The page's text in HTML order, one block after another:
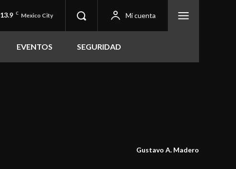
13.9 C Mexico City Mi cuenta
EVENTOS SEGURIDAD
Gustavo A. Madero